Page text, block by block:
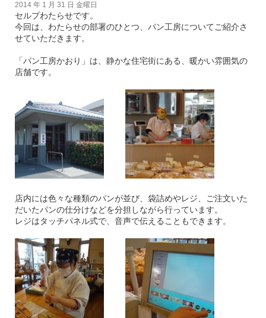
2014 年 1 月 31 日 金曜日
セルプわたらせです。
今回は、わたらせの部署のひとつ、パン工房についてご紹介さ
せていただきます。
「パン工房かおり」は、静かな住宅街にある、暖かい雰囲気の
店舗です。
店内には色々な種類のパンが並び、袋詰めやレジ、ご注文いた
だいたパンの仕分けなどを分担しながら行っています。
レジはタッチパネル式で、音声で伝えることもできます。